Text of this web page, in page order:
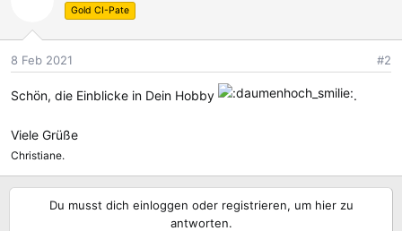
o
n
n
Gold CI-Pate
8 Feb 2021 #2
Schön, die Einblicke in Dein Hobby .
Viele Grüße
Christiane.
Du musst dich einloggen oder registrieren, um hier zu
antworten.